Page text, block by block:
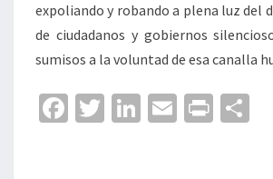
expoliando y robando a plena luz del
de ciudadanos y gobiernos
sumisos a la voluntad de esa canalla
Fa T
Li
E
Pr